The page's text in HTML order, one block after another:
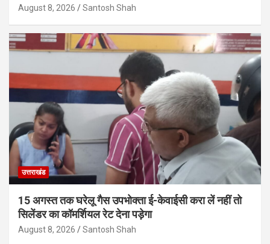
August 8, 2026 Santosh Shah
उत्तराखंड
15 अगस्त तक घरेलू गैस उपभोक्ता ई-केवाईसी करा लें नहीं तो
सिलेंडर का कॉमर्शियल रेट देना पड़ेगा
August 8, 2026 Santosh Shah